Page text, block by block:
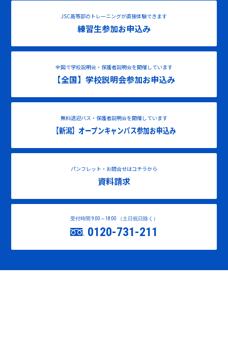
JSC高等部のトレーニングが直接体験できます
練習生参加お申込み
全国で学校説明会・保護者説明会を開催しています
【全国】学校説明会参加お申込み
無料送迎バス・保護者説明会を開催しています
【新潟】オープンキャンパス参加お申込み
パンフレット・お問合せはコチラから
資料請求
受付時間 9:00～18:00 （土日祝日除く）
0120-731-211